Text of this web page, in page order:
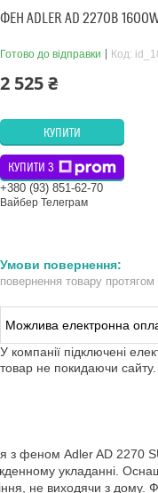
ФЕН ADLER AD 2270B
Готово до відправки Код:
2 525 ₴
КУПИТИ
КУПИТИ З
+380 (93) 851-62-70
Вайбер Телеграм
повернення товару
У компанії підключені
товар не покидаючи сайту.
з феном Adler AD 2270
укладанні.
не виходячи з